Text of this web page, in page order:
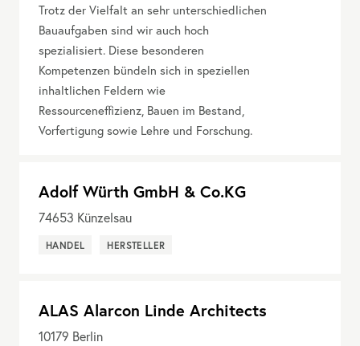
Trotz der Vielfalt an sehr unterschiedlichen
Bauaufgaben sind wir auch hoch
spezialisiert. Diese besonderen
Kompetenzen bündeln sich in speziellen
inhaltlichen Feldern wie
Ressourceneffizienz, Bauen im Bestand,
Vorfertigung sowie Lehre und Forschung.
Adolf Würth GmbH & Co.KG
74653 Künzelsau
HANDEL HERSTELLER
ALAS Alarcon Linde Architects
10179 Berlin